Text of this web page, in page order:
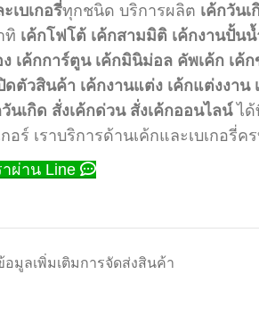
เบเกอรี่ทุกชนิด บริการผลิต เค้กวันเ
ทิ เค้กโฟโต้ เค้กสามมิติ เค้กงานปั้น
เค้กการ์ตูน เค้กมินิม่อล คัพเค้ก เค้
ดตัวสินค้า เค้กงานแต่ง เค้กแต่งงาน
นเกิด สั่งเค้กด่วน สั่งเค้กออนไลน์ได้
อร์ เราบริการด้านเค้กและเบเกอรี่ค
าผ่าน Line
อมูลเพิ่มเติมการจัดส่งสินค้า